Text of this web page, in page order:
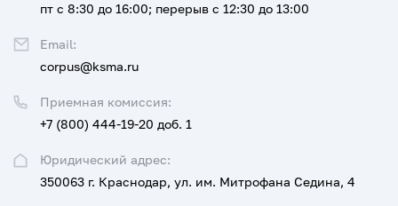
Юридический адрес:
350063 г. Краснодар, ул. им. Митрофана Седина, 4
Приемная комиссия:
+7 (800) 444-19-20 доб. 1
пт с 8:30 до 16:00; перерыв с 12:30 до 13:00
Email:
corpus@ksma.ru